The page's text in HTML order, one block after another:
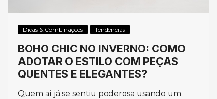
Dicas & Combinações Tendências
BOHO CHIC NO INVERNO: COMO
ADOTAR O ESTILO COM PEÇAS
QUENTES E ELEGANTES?
Quem aí já se sentiu poderosa usando um